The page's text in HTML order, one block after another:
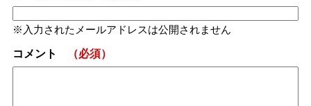
入力されたメールアドレスは公開されません
コメント （必須）